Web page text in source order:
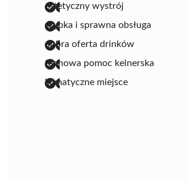
estetyczny wystrój
szybka i sprawna obsługa
dobra oferta drinków
fachowa pomoc kelnerska
klimatyczne miejsce